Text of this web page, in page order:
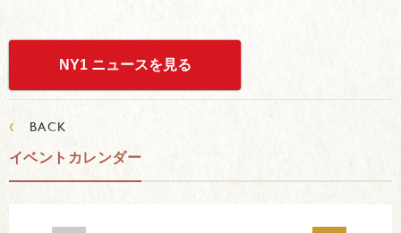
NY1 ニュースを見る
‹ BACK
イベントカレンダー